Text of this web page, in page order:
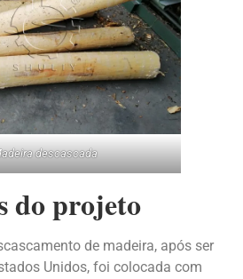
descascada
do projeto
de madeira, após ser
Unidos, foi colocada com